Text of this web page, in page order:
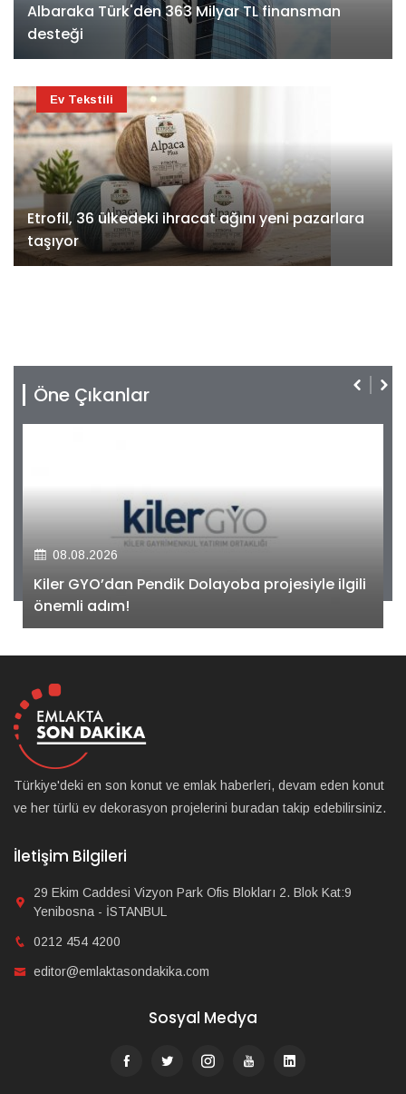
Albaraka Türk'den 363 Milyar TL finansman
desteği
Etrofil, 36 ülkedeki ihracat ağını yeni pazarlara
taşıyor
Ev Tekstili
Öne Çıkanlar
08.08.2026
Kiler GYO’dan Pendik Dolayoba projesiyle ilgili
önemli adım!
Türkiye'deki en son konut ve emlak haberleri, devam eden konut
ve her türlü ev dekorasyon projelerini buradan takip edebilirsiniz.
İletişim Bilgileri
29 Ekim Caddesi Vizyon Park Ofis Blokları 2. Blok Kat:9
Yenibosna - İSTANBUL
0212 454 4200
editor@emlaktasondakika.com
Sosyal Medya